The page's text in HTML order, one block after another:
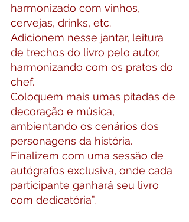
harmonizado com vinhos,
cervejas, drinks, etc.
Adicionem nesse jantar, leitura
de trechos do livro pelo autor,
harmonizando com os pratos do
chef.
Coloquem mais umas pitadas de
decoração e música,
ambientando os cenários dos
personagens da história.
Finalizem com uma sessão de
autógrafos exclusiva, onde cada
participante ganhará seu livro
com dedicatória”.